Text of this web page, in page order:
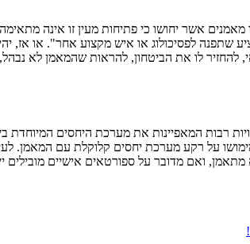
אשר יחושו כי פתיחות מעין זו אינה
לפסיכולוג או איש מקצוע אחר". או אז, יהיו
להחזיר לו את הביטחון, להראות שהמאמן לא
רבות המאפיינות את מערכת היחסים
על רקע מערכת יחסים קלוקלת עם המאמן.
ואם מדובר על ספורטאים אישיים